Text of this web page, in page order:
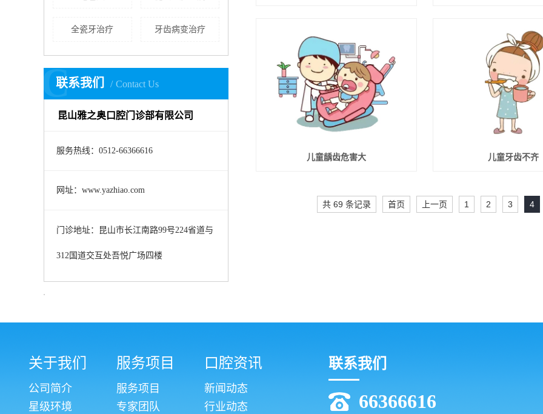
全瓷牙治疗 牙齿病变治疗
联系我们 Contact Us
C
昆山雅之奥口腔门诊部有限公司
服务热线：0512-66366616
网址：www.yazhiao.com
门诊地址： 昆山市长江南路99号224省道与
312国道交互处吾悦广场四楼
儿童龋齿危害大 儿童牙齿不齐
共 69 条记录 首页 上一页 1 2 3 4
关于我们
公司简介
星级环境
服务项目
服务项目
专家团队
口腔资讯
新闻动态
行业动态
联系我们
66366616